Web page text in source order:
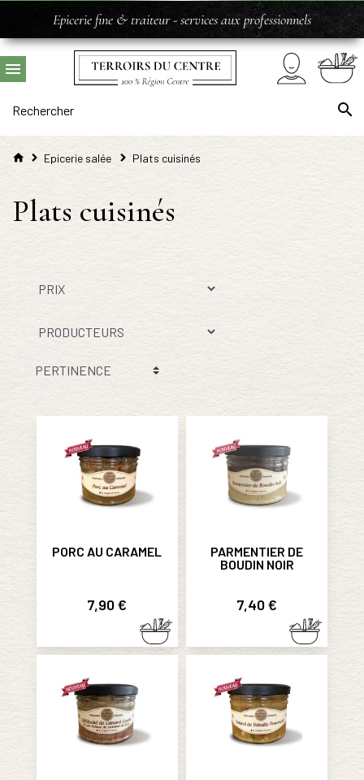
Epicerie fine & traiteur - services aux professionnels
Epicerie salée Plats cuisinés
Plats cuisinés
PORC AU CARAMEL
Prix
7,90 €
PARMENTIER DE
BOUDIN NOIR
Prix
7,40 €